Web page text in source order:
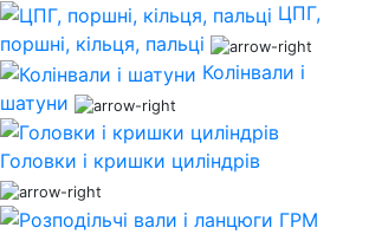
ЦПГ,
поршні, кільця, пальці
Колінвали і
шатуни
Головки і кришки циліндрів